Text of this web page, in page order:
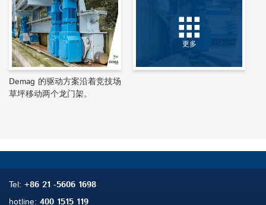
Demag 的驱动方案沿着竞技场
草坪移动两个龙门架。
更多
Tel: +86 21 -5606 1698
hotline: 400 1515 119